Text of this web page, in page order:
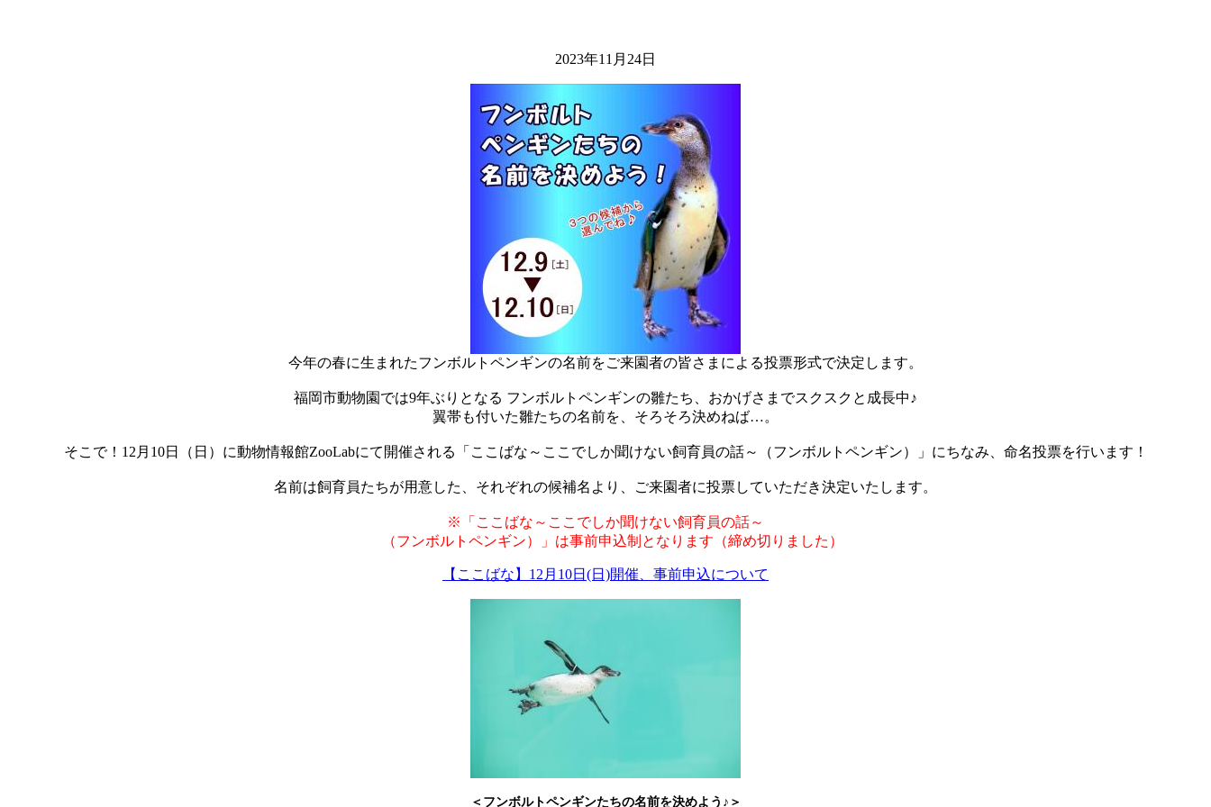
2023年11月24日
今年の春に生まれたフンボルトペンギンの名前をご来園者の皆さまによる投票形式で決定します。
福岡市動物園では9年ぶりとなる フンボルトペンギンの雛たち、おかげさまでスクスクと成長中♪
翼帯も付いた雛たちの名前を、そろそろ決めねば…。
そこで！12月10日（日）に動物情報館ZooLabにて開催される「ここばな～ここでしか聞けない飼育員の話～（フンボルトペンギン）」にちなみ、命名投票を行います！
名前は飼育員たちが用意した、それぞれの候補名より、ご来園者に投票していただき決定いたします。
※「ここばな～ここでしか聞けない飼育員の話～
（フンボルトペンギン）」は事前申込制となります（締め切りました）
【ここばな】12月10日(日)開催、事前申込について
＜フンボルトペンギンたちの名前を決めよう♪＞